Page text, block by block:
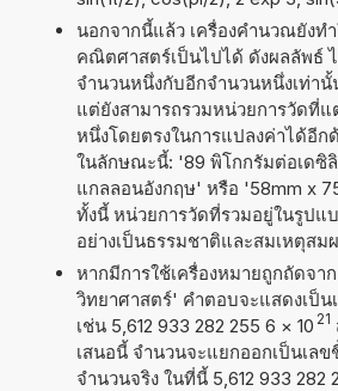
นอกจากนี้แล้ว เครื่องคำนวณยังท
คณิตศาสตร์เป็นไปได้ ดังผลลัพธ์
จำนวนหนึ่งกับอีกจำนวนหนึ่งเท่า
แต่ยังสามารถรวมหน่วยการวัดที่
หนึ่งโดยตรงในการแปลงค่าได้อีก
ในลักษณะนี้: '89 พิโกกรัมต่อเดซิ
แกลลอนอังกฤษ' หรือ '58mm x
ทั้งนี้ หน่วยการวัดที่รวมอยู่ในรูปแ
อย่างเป็นธรรมชาติและสมเหตุสม
หากมีการใช้เครื่องหมายถูกถัดจ
วิทยาศาสตร์' คำตอบจะแสดงเป็น
เช่น 5,612 933 282 255 6 × 10 21
เสนอนี้ จำนวนจะแยกออกเป็นเลข
จำนวนจริง ในที่นี้ 5,612 933